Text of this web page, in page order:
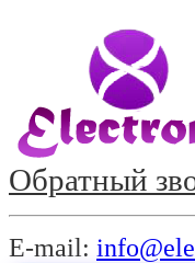
Обратный
E-mail: